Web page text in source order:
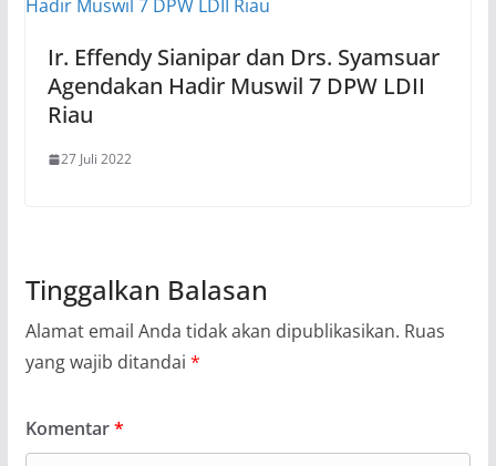
Ir. Effendy Sianipar dan Drs. Syamsuar
Agendakan Hadir Muswil 7 DPW LDII
Riau
27 Juli 2022
Tinggalkan Balasan
Alamat email Anda tidak akan dipublikasikan. Ruas
yang wajib ditandai *
Komentar*